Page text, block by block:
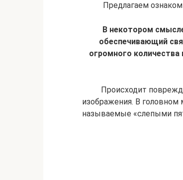
Предлагаем
В некотором
обеспечивающий
огромного
Происходит
изображения. В головном
называемые «слепыми